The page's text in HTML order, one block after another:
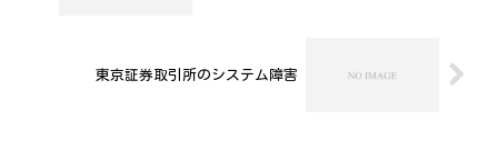
東京証券取引所のシステム障害